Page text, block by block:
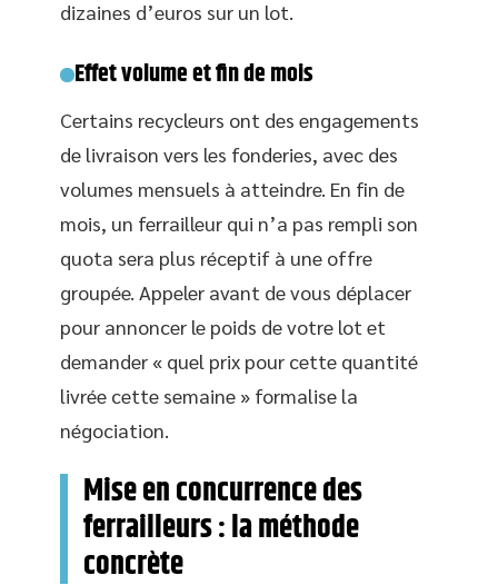
dizaines d’euros sur un lot.
Effet volume et fin de mois
Certains recycleurs ont des engagements
de livraison vers les fonderies, avec des
volumes mensuels à atteindre. En fin de
mois, un ferrailleur qui n’a pas rempli son
quota sera plus réceptif à une offre
groupée. Appeler avant de vous déplacer
pour annoncer le poids de votre lot et
demander « quel prix pour cette quantité
livrée cette semaine » formalise la
négociation.
Mise en concurrence des
ferrailleurs : la méthode
concrète